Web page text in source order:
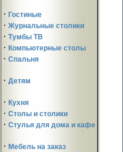
· Гостиные
· Журнальные столики
· Тумбы ТВ
· Компьютерные столы
· Спальня
· Детям
· Кухня
· Столы и столики
· Стулья для дома и кафе
· Мебель на заказ